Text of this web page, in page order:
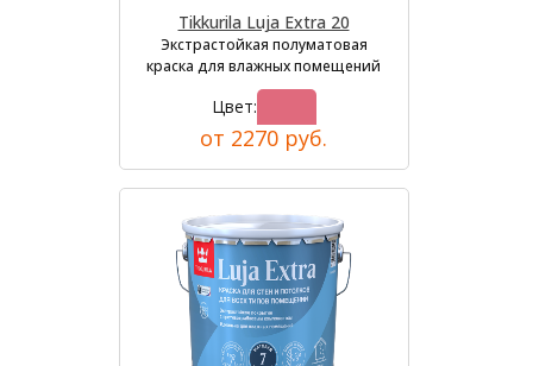
Tikkurila Luja Extra 20
Экстрастойкая полуматовая
краска для влажных помещений
Цвет:
от 2270 руб.